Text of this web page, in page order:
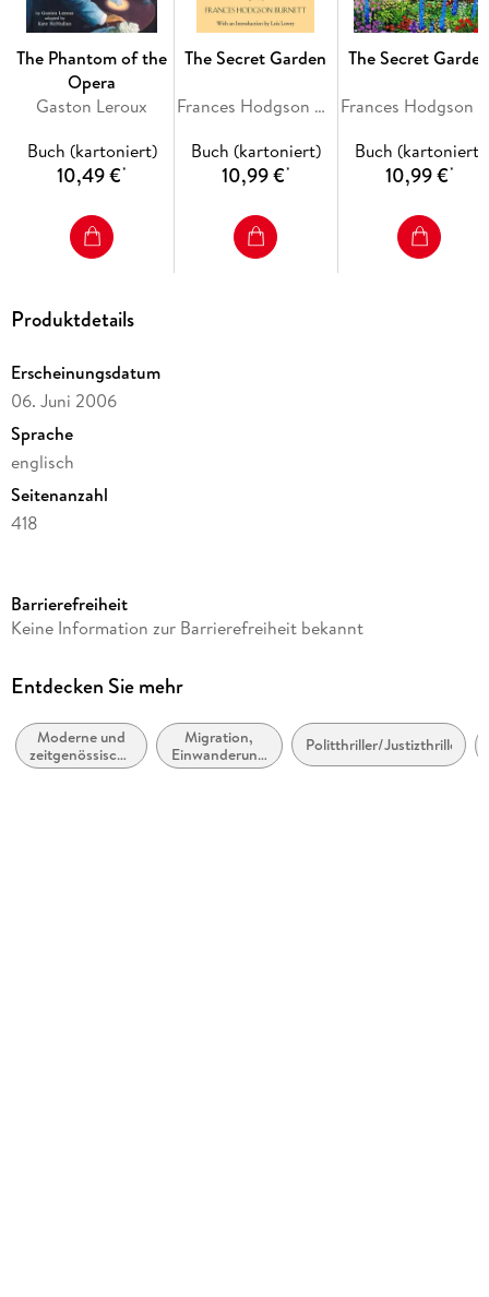
The Phantom of the
Opera
Gaston Leroux
Buch (kartoniert)
10,49 €*
The Secret Garden
Frances Hodgson Burnett
Buch (kartoniert)
10,99 €*
The Secret
Buch (kartoniert)
10,99 €*
Produktdetails
Erscheinungsdatum
06. Juni 2006
Sprache
englisch
Seitenanzahl
418
Autor/Autorin
Verlag/Hersteller
Produktart
kartoniert
Barrierefreiheit
Keine Information zur Barrierefreiheit bekannt
Entdecken Sie mehr
Moderne und
zeitgenössische
Belletristik:
Migration,
Einwanderung
und
Politthriller/Justizthriller